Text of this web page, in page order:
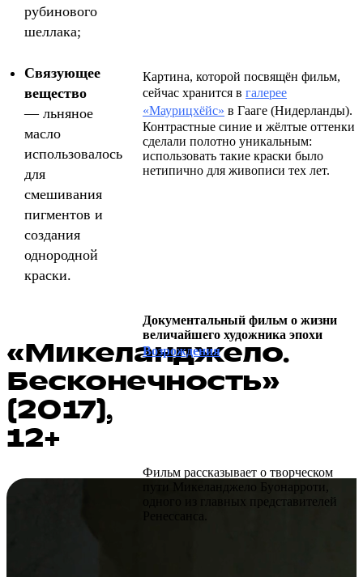
рубинового
шеллака;
Связующее
вещество
— льняное
масло
использовалось
для
смешивания
пигментов и
создания
однородной
краски.
Картина, которой посвящён фильм,
сейчас хранится в галерее
«Маурицхёйс» в Гааге (Нидерланды).
Контрастные синие и жёлтые оттенки
сделали полотно уникальным:
использовать такие краски было
нетипично для живописи тех лет.
«Микеланджело.
Бесконечность»
(2017),
12+
Документальный фильм о жизни
величайшего художника эпохи
Возрождения
Фильм рассказывает о творческом
пути Микеланджело Буонарроти,
одного из главных представителей
Ренессанса.